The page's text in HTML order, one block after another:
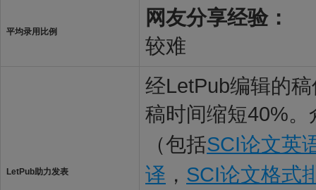
平均录用比例
网友分享经验：
较难
LetPub助力发表
经LetPub编辑的
稿时间缩短40%
（包括SCI论文英
译 ， SCI论文格式